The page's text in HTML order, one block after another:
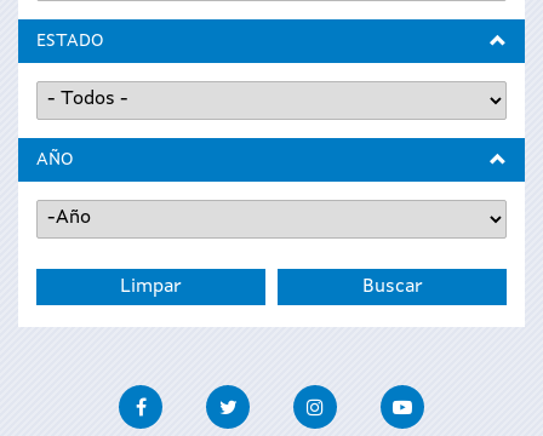
ESTADO
AÑO
Año
Año
FacebookTwitter InstagramYoutube